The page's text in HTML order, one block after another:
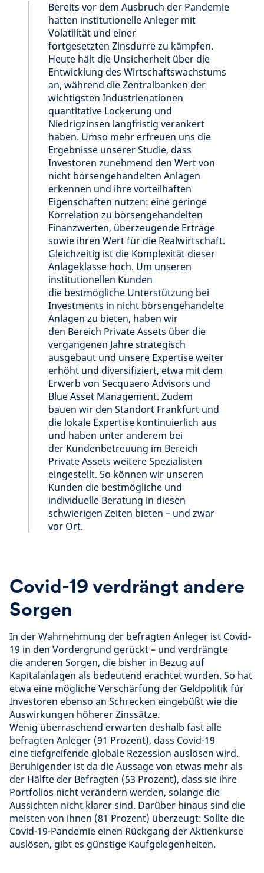
Bereits vor dem Ausbruch der Pandemie
hatten institutionelle Anleger mit
Volatilität und einer
fortgesetzten Zinsdürre zu kämpfen.
Heute hält die Unsicherheit über die
Entwicklung des Wirtschaftswachstums
an, während die Zentralbanken der
wichtigsten Industrienationen
quantitative Lockerung und
Niedrigzinsen langfristig verankert
haben. Umso mehr erfreuen uns die
Ergebnisse unserer Studie, dass
Investoren zunehmend den Wert von
nicht börsengehandelten Anlagen
erkennen und ihre vorteilhaften
Eigenschaften nutzen: eine geringe
Korrelation zu börsengehandelten
Finanzwerten, überzeugende Erträge
sowie ihren Wert für die Realwirtschaft.
Gleichzeitig ist die Komplexität dieser
Anlageklasse hoch. Um unseren
institutionellen Kunden
die bestmögliche Unterstützung bei
Investments in nicht börsengehandelte
Anlagen zu bieten, haben wir
den Bereich Private Assets über die
vergangenen Jahre strategisch
ausgebaut und unsere Expertise weiter
erhöht und diversifiziert, etwa mit dem
Erwerb von Secquaero Advisors und
Blue Asset Management. Zudem
bauen wir den Standort Frankfurt und
die lokale Expertise kontinuierlich aus
und haben unter anderem bei
der Kundenbetreuung im Bereich
Private Assets weitere Spezialisten
eingestellt. So können wir unseren
Kunden die bestmögliche und
individuelle Beratung in diesen
schwierigen Zeiten bieten – und zwar
vor Ort.
Covid-19 verdrängt andere
Sorgen
In der Wahrnehmung der befragten Anleger ist Covid-
19 in den Vordergrund gerückt – und verdrängte
die anderen Sorgen, die bisher in Bezug auf
Kapitalanlagen als bedeutend erachtet wurden. So hat
etwa eine mögliche Verschärfung der Geldpolitik für
Investoren ebenso an Schrecken eingebüßt wie die
Auswirkungen höherer Zinssätze.
Wenig überraschend erwarten deshalb fast alle
befragten Anleger (91 Prozent), dass Covid-19
eine tiefgreifende globale Rezession auslösen wird.
Beruhigender ist da die Aussage von etwas mehr als
der Hälfte der Befragten (53 Prozent), dass sie ihre
Portfolios nicht verändern werden, solange die
Aussichten nicht klarer sind. Darüber hinaus sind die
meisten von ihnen (81 Prozent) überzeugt: Sollte die
Covid-19-Pandemie einen Rückgang der Aktienkurse
auslösen, gibt es günstige Kaufgelegenheiten.